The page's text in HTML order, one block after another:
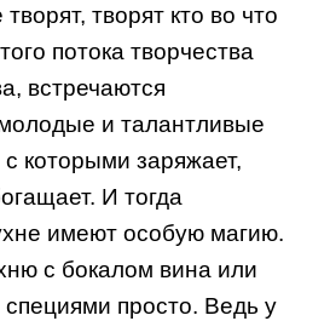
творят кто во что
потока творчества
встречаются
и талантливые
которыми заряжает,
И тогда
имеют особую магию.
с бокалом вина или
просто. Ведь у